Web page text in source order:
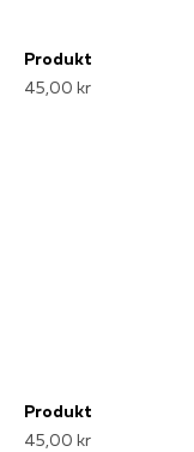
Produkt
45,00 kr
Produkt
45,00 kr